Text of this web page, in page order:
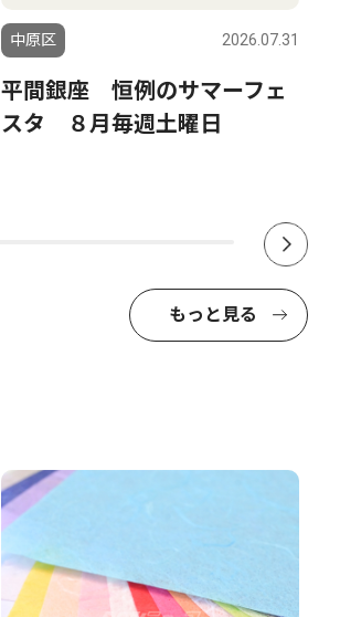
中原区 2026.07.31
平間銀座 恒例のサマーフェ
スタ ８月毎週土曜日
もっと見る